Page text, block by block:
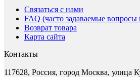
Связаться с нами
FAQ (часто задаваемые вопросы
Возврат товара
Карта сайта
Контакты
117628, Россия, город Москва, улица